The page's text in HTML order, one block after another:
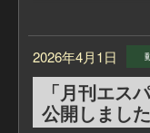
or「まるごとエス
4.「送信」ボタン
これで申請は完了
運営サイドで内
また、エスパー・
教えてもらいます
■「月刊エスパー
https://
2026年4月1日
「月刊エス
公開しました